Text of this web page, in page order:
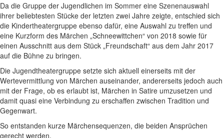
Da die Gruppe der Jugendlichen im Sommer eine Szenenauswahl
ihrer beliebtesten Stücke der letzten zwei Jahre zeigte, entschied sich
die Kindertheatergruppe ebenso dafür, eine Auswahl zu treffen und
eine Kurzform des Märchen „Schneewittchen“ von 2018 sowie für
einen Ausschnitt aus dem Stück „Freundschaft“ aus dem Jahr 2017
auf die Bühne zu bringen.
Die Jugendtheatergruppe setzte sich aktuell einerseits mit der
Wertevermittlung von Märchen auseinander, andererseits jedoch auch
mit der Frage, ob es erlaubt ist, Märchen in Satire umzusetzen und
damit quasi eine Verbindung zu erschaffen zwischen Tradition und
Gegenwart.
So entstanden kurze Märchensequenzen, die beiden Ansprüchen
gerecht werden.